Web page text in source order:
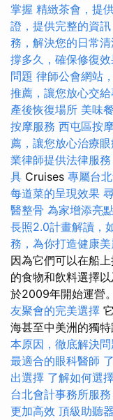
掌握 精緻茶會，提
證，提供完整的資訊
務，解決您的日常
撐多久，確保修復
問題 律師公會網站
推薦，讓您放心交
產後恢復場所 美味
按摩服務 西屯區按
薦，讓您放心治療
業律師提供法律服務
具 Cruises 專屬台
每道菜的呈現效果
醫整骨 為家增添亮
長照2.0計畫解讀，
務，為你打造健康
因為它們可以在船
的食物和飲料選擇
於2009年開始運營。
友聚會的完美選擇
海甚至中美洲的獨特
本原因，徹底解決問
最適合的眼科醫師
出選擇 了解如何選
台北會計事務所服務
更加高效 頂級助聽